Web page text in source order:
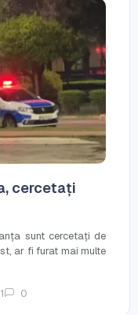
cercetați
sunt cercetați de
ar fi furat mai multe
1 0